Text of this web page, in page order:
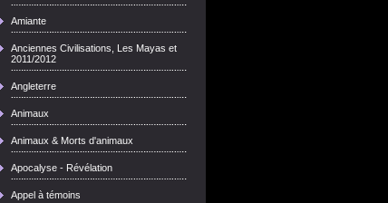
Amiante
Anciennes Civilisations, Les Mayas et
2011/2012
Angleterre
Animaux
Animaux & Morts d'animaux
Apocalyse - Révélation
Appel à témoins